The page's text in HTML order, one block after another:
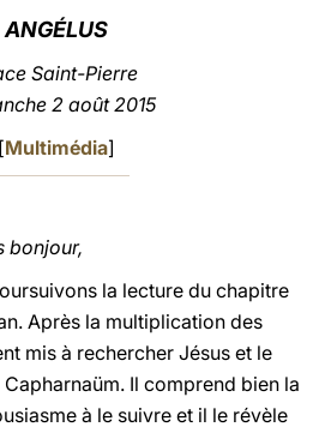
ANGÉLUS
Saint-Pierre
2 août 2015
[Multimédia]
bonjour,
la lecture du chapitre
Après la multiplication des
mis à rechercher Jésus et le
Il comprend bien la
à le suivre et il le révèle